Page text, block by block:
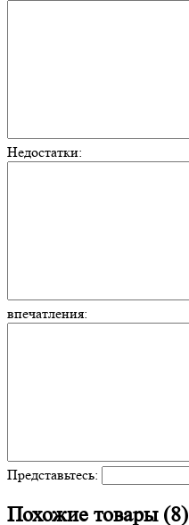
Недостатки:
впечатления:
Представьтесь:
Похожие товары (8)